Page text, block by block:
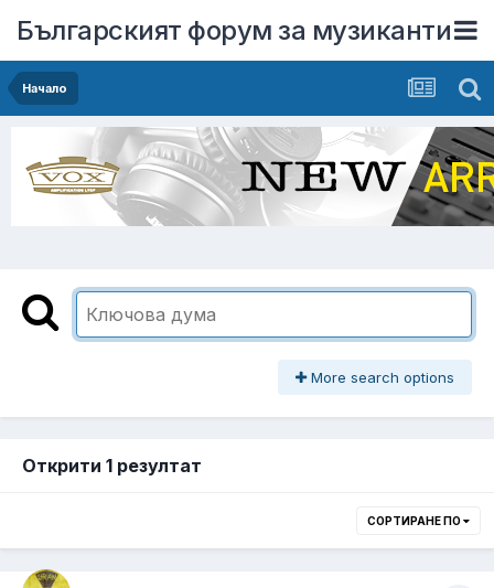
Българският форум за музиканти
Начало
More search options
Открити 1 резултат
СОРТИРАНЕ ПО